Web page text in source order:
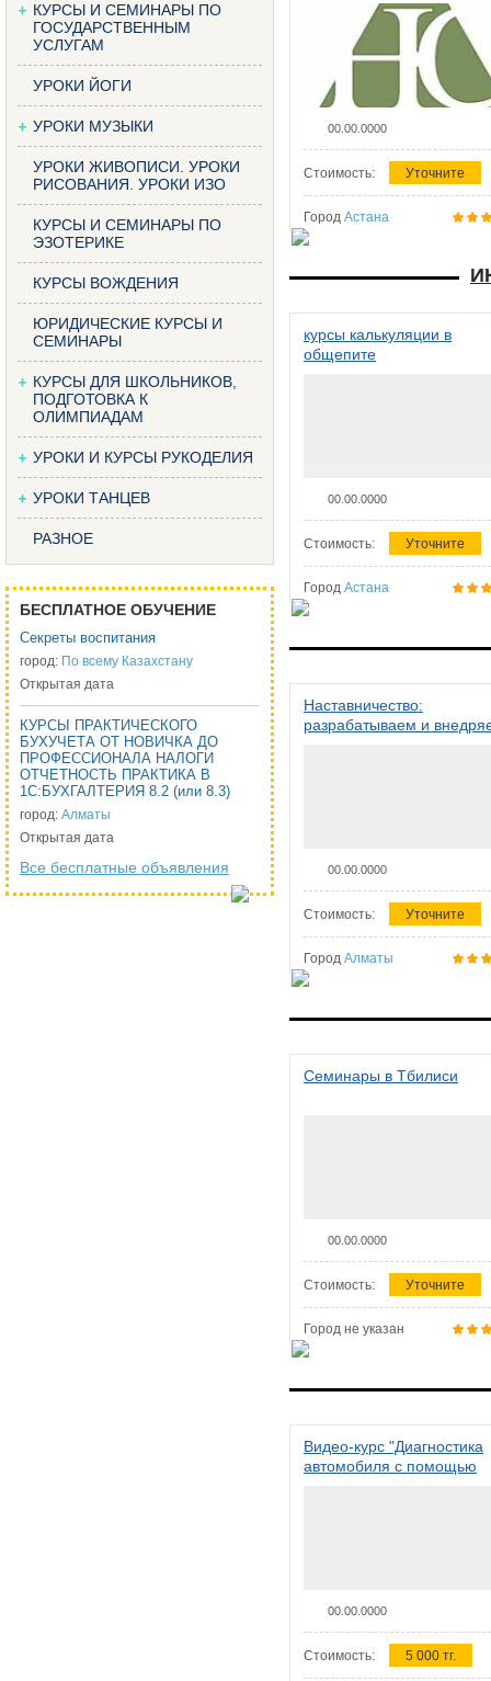
КУРСЫ И СЕМИНАРЫ ПО
ГОСУДАРСТВЕННЫМ
УСЛУГАМ
УРОКИ ЙОГИ
УРОКИ МУЗЫКИ
УРОКИ ЖИВОПИСИ. УРОКИ
РИСОВАНИЯ. УРОКИ ИЗО
КУРСЫ И СЕМИНАРЫ ПО
ЭЗОТЕРИКЕ
КУРСЫ ВОЖДЕНИЯ
ЮРИДИЧЕСКИЕ КУРСЫ И
СЕМИНАРЫ
КУРСЫ ДЛЯ ШКОЛЬНИКОВ,
ПОДГОТОВКА К
ОЛИМПИАДАМ
УРОКИ И КУРСЫ РУКОДЕЛИЯ
УРОКИ ТАНЦЕВ
РАЗНОЕ
БЕСПЛАТНОЕ ОБУЧЕНИЕ
Секреты воспитания
город: По всему Казахстану
Открытая дата
КУРСЫ ПРАКТИЧЕСКОГО
БУХУЧЕТА ОТ НОВИЧКА ДО
ПРОФЕССИОНАЛА НАЛОГИ
ОТЧЕТНОСТЬ ПРАКТИКА В
1С:БУХГАЛТЕРИЯ 8.2 (или 8.3)
город: Алматы
Открытая дата
Все бесплатные объявления
00.00.0000
Стоимость: Уточните
Город Астана
курсы калькуляции в
общепите
00.00.0000
Стоимость: Уточните
Город Астана
Наставничество:
разрабатываем и
00.00.0000
Стоимость: Уточните
Город Алматы
Семинары в Тбилиси
00.00.0000
Стоимость: Уточните
Город не указан
Видео-курс "Диагностика
автомобиля с помощью
00.00.0000
Стоимость: 5 000 тг.